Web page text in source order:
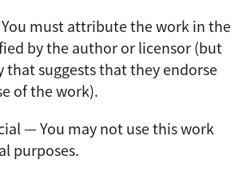
must attribute the work in the
by the author or licensor (but
that suggests that they endorse
of the work).
— You may not use this work
purposes.